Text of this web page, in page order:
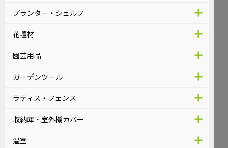
プランター・シェルフ
花壇材
園芸用品
ガーデンツール
ラティス・フェンス
収納庫・室外機カバー
温室